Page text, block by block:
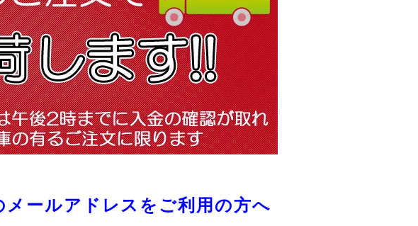
ールアドレスをご利用の方へ